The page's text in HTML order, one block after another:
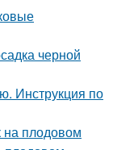
черной
Инструкция по
на плодовом